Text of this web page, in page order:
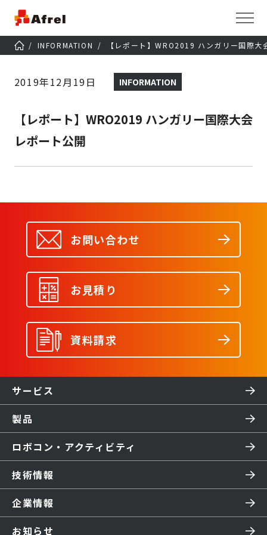
INFORMATION 【レポート】WRO2019 ハンガリー国際大
2019年12月19日 INFORMATION
【レポート】WRO2019 ハンガリー国際大会
レポート公開
お問い合わせ
お見積り
資料請求
サービス
製品
ロボコン・アクティビティ
技術情報
企業情報
お知らせ